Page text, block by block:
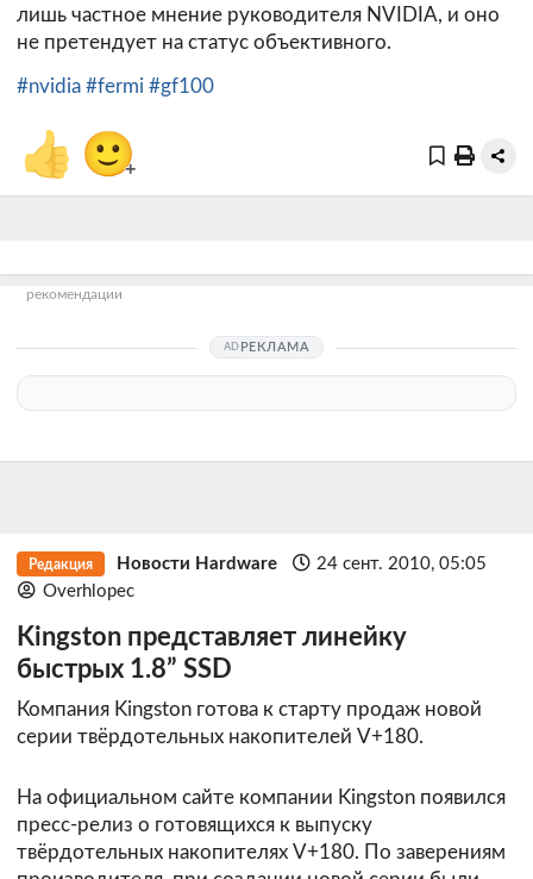
лишь частное мнение руководителя NVIDIA, и оно
не претендует на статус объективного.
#nvidia #fermi #gf100
👍 🙂+
рекомендации
РЕКЛАМА
Редакция Новости Hardware
24 сент. 2010, 05:05
Overhlopec
Kingston представляет линейку
быстрых 1.8” SSD
Компания Kingston готова к старту продаж новой
серии твёрдотельных накопителей V+180.
На официальном сайте компании Kingston появился
пресс-релиз о готовящихся к выпуску
твёрдотельных накопителях V+180. По заверениям